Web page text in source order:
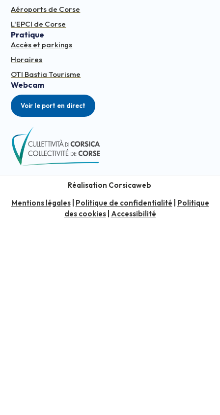
Aéroports de Corse
L'EPCI de Corse
Pratique
Accès et parkings
Horaires
OTI Bastia Tourisme
Webcam
Voir le port en direct
Réalisation Corsicaweb
Mentions légales| Politique de confidentialité
Politique
des cookies| Accessibilité